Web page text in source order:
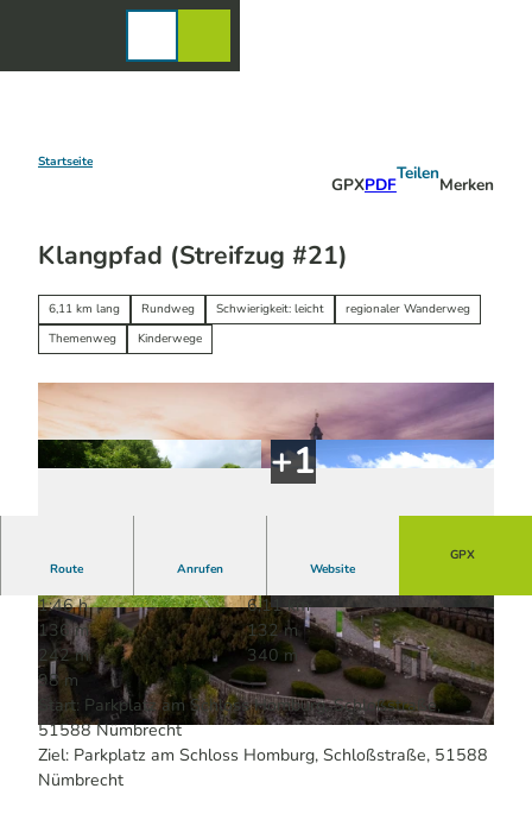
Startseite
GPXPDF
Teilen
Merken
Klangpfad (Streifzug #21)
6,11 km lang Rundweg Schwierigkeit: leicht
regionaler Wanderweg
Themenweg
Kinderwege
© Holger Hage für "Das Bergische" | KI-optimiert |
© Maren Pussak / Das Bergische | KI-optimiert
|
CC-BY-SA
© Annika Kolken | KI-optimiert | CC-BY-SA
Route Anrufen Website
GPX
1:46 h
6,11 km
136 m
132 m
242 m
340 m
98 m
Start: Parkplatz am Schloss Homburg, Schloßstraße,
51588 Nümbrecht
Ziel: Parkplatz am Schloss Homburg, Schloßstraße, 51588
Nümbrecht